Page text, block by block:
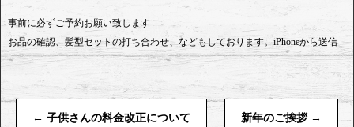
事前に必ずご予約お願い致します
お品の確認、髪型セットの打ち合わせ、などもしております。iPhoneから送信
← 子供さんの料金改正について 新年のご挨拶 →